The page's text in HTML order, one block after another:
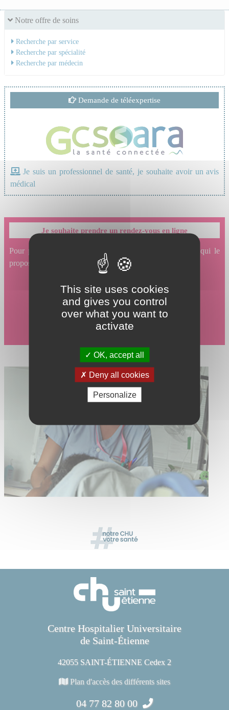
Notre offre de soins
Recherche par service
Recherche par spécialité
Recherche par médecin
Demande de téléexpertise
Je suis un professionnel de santé, je souhaite avoir un avis
médical
Je souhaite prendre un rendez-vous en ligne
Pour prendre un rendez-vous en ligne avec un service qui le
propose, cliquez ici.
Centre Hospitalier Universitaire
de Saint-Étienne
42055 SAINT-ÉTIENNE Cedex 2
Plan d'accès des différents sites
04 77 82 80 00
This site uses cookies
and gives you control
over what you want to
activate
OK, accept all
Deny all cookies
Personalize